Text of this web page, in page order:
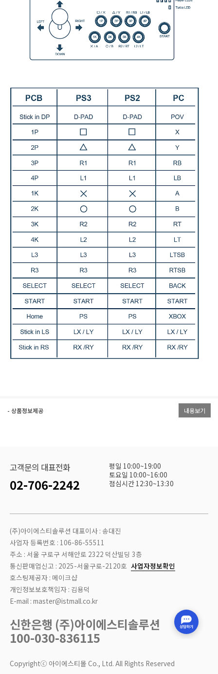
- 상품정보제공 내용보기
고객문의 대표전화
02-706-2242
평일 10:00~19:00
토요일 10:00~16:00
점심시간 12:30~13:30
(주)아이에스티솔루션 대표이사 : 송대진
사업자 등록번호 : 106-86-55511
주소 : 서울 구로구 서해안로 2322 덕산빌딩 3층
통신판매업신고 : 2025-서울구로-2120호 사업자정보확인
호스팅제공자 : 메이크샵
개인정보보호책임자 : 김용덕
E-mail : master@istmall.co.kr
신한은행 (주)아이에스티솔루션
100-030-836115
Copyrightⓒ 아이에스티몰 Co., Ltd. All Rights Reserved